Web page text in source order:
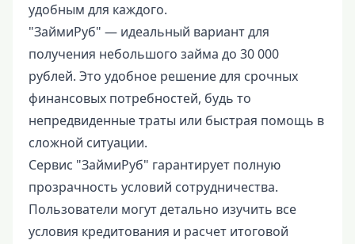
удобным для каждого.
"ЗаймиРуб" — идеальный вариант для
получения небольшого займа до 30 000
рублей. Это удобное решение для срочных
финансовых потребностей, будь то
непредвиденные траты или быстрая помощь в
сложной ситуации.
Сервис "ЗаймиРуб" гарантирует полную
прозрачность условий сотрудничества.
Пользователи могут детально изучить все
условия кредитования и расчет итоговой